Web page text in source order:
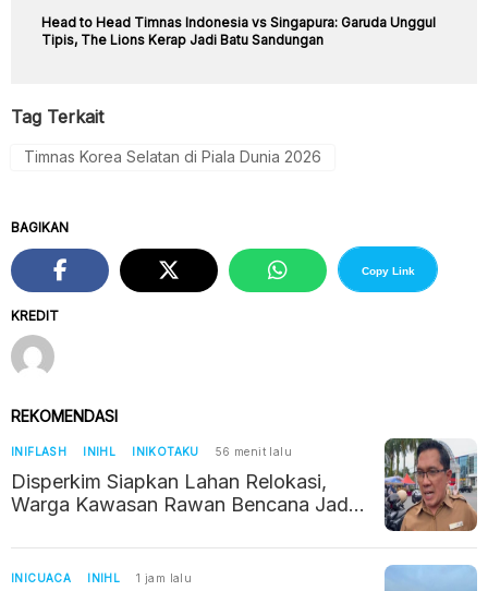
Head to Head Timnas Indonesia vs Singapura: Garuda Unggul
Tipis, The Lions Kerap Jadi Batu Sandungan
Tag Terkait
Timnas Korea Selatan di Piala Dunia 2026
KREDIT
BAGIKAN
Copy Link
REKOMENDASI
INIFLASH INIHL INIKOTAKU 56 menit lalu
Disperkim Siapkan Lahan Relokasi,
Warga Kawasan Rawan Bencana Jadi
INICUACA INIHL 1 jam lalu